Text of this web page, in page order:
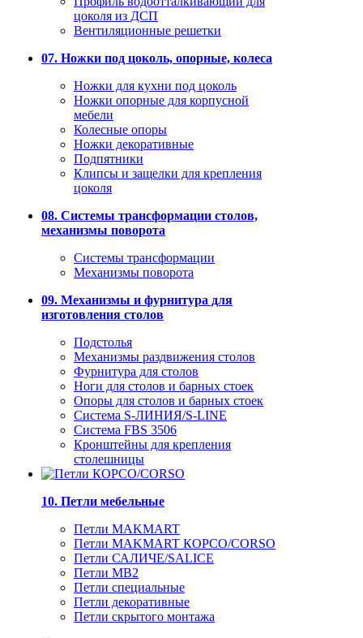
цоколя из ДСП
Вентиляционные решетки
07. Ножки под цоколь, опорные, колеса
Ножки для кухни под цоколь
Ножки опорные для корпусной
мебели
Колесные опоры
Ножки декоративные
Подпятники
Клипсы и защелки для крепления
цоколя
08. Системы трансформации столов,
механизмы поворота
Системы трансформации
Механизмы поворота
09. Механизмы и фурнитура для
изготовления столов
Подстолья
Механизмы раздвижения столов
Фурнитура для столов
Ноги для столов и барных стоек
Опоры для столов и барных стоек
Система S-ЛИНИЯ/S-LINE
Система FBS 3506
Кронштейны для крепления
столешницы
10. Петли мебельные
Петли MAKMART
Петли MAKMART КОРСО/CORSO
Петли САЛИЧЕ/SALICE
Петли MB2
Петли специальные
Петли декоративные
Петли скрытого монтажа